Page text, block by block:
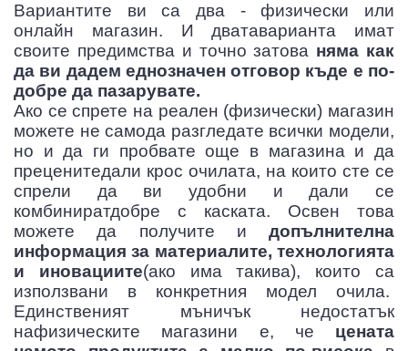
Вариантите ви са два - физически или
онлайн магазин. И дватаварианта имат
своите предимства и точно затова няма как
да ви дадем еднозначен отговор къде е по-
добре да пазарувате.
Ако се спрете на реален (физически) магазин
можете не самода разгледате всички модели,
но и да ги пробвате още в магазина и да
преценитедали крос очилата, на които сте се
спрели да ви удобни и дали се
комбиниратдобре с каската. Освен това
можете да получите и допълнителна
информация за материалите, технологията
и иновациите(ако има такива), които са
използвани в конкретния модел очила.
Единственият мъничък недостатък
нафизическите магазини е, че цената